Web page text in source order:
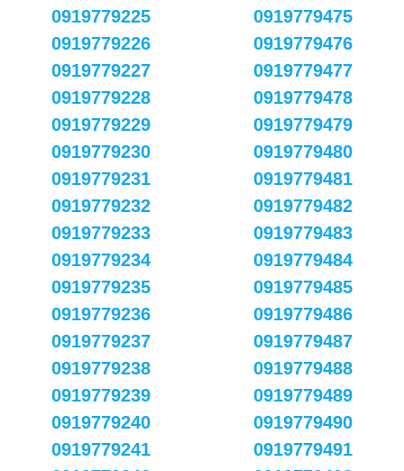
0919779225
0919779226
0919779227
0919779228
0919779229
0919779230
0919779231
0919779232
0919779233
0919779234
0919779235
0919779236
0919779237
0919779238
0919779239
0919779240
0919779241
0919779475
0919779476
0919779477
0919779478
0919779479
0919779480
0919779481
0919779482
0919779483
0919779484
0919779485
0919779486
0919779487
0919779488
0919779489
0919779490
0919779491